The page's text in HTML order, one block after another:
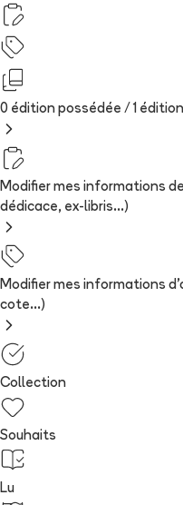
0 édition possédée / 1 édition
Modifier mes informations
dédicace, ex-libris...)
Modifier mes informations
cote...)
Collection
Souhaits
Lu